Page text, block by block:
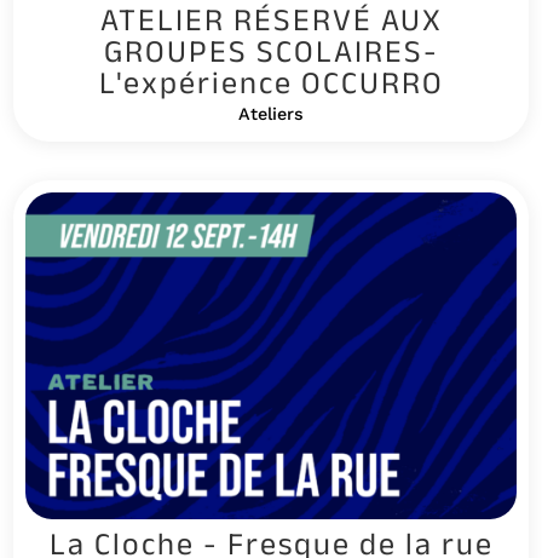
ATELIER RÉSERVÉ AUX
GROUPES SCOLAIRES-
L'expérience OCCURRO
Ateliers
La Cloche - Fresque de la rue